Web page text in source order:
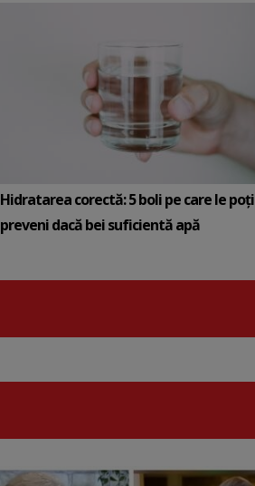
Hidratarea corectă: 5 boli pe care le poți
preveni dacă bei suficientă apă